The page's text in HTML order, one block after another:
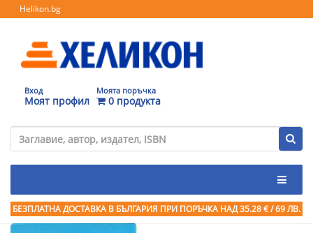
Helikon.bg
Вход
Моят профил
Моята поръчка
0 продукта
БЕЗПЛАТНА ДОСТАВКА В БЪЛГАРИЯ ПРИ ПОРЪЧКА НАД 35.28 € / 69 ЛВ.